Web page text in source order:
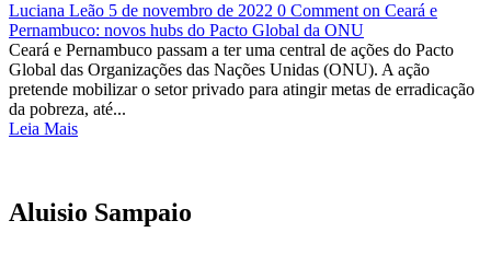
Luciana Leão 5 de novembro de 2022 0 Comment on Ceará e
Pernambuco: novos hubs do Pacto Global da ONU
Ceará e Pernambuco passam a ter uma central de ações do Pacto
Global das Organizações das Nações Unidas (ONU). A ação
pretende mobilizar o setor privado para atingir metas de erradicação
da pobreza, até...
Leia Mais
Aluisio Sampaio